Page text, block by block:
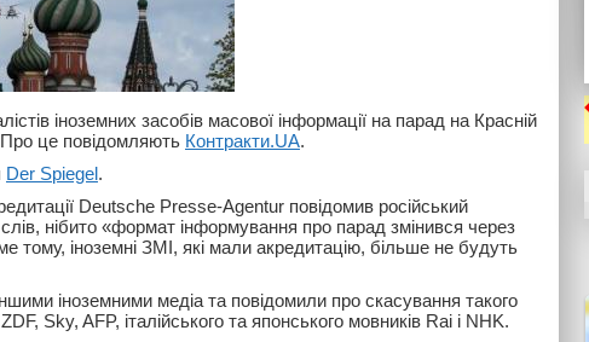
іноземних засобів масової інформації на парад на Красній
це повідомляють Контракти.UA.
Der Spiegel.
Deutsche Presse-Agentur повідомив російський
нібито «формат інформування про парад змінився через
іноземні ЗМІ, які мали акредитацію, більше не будуть
іноземними медіа та повідомили про скасування такого
Sky, AFP, італійського та японського мовників Rai і NHK.